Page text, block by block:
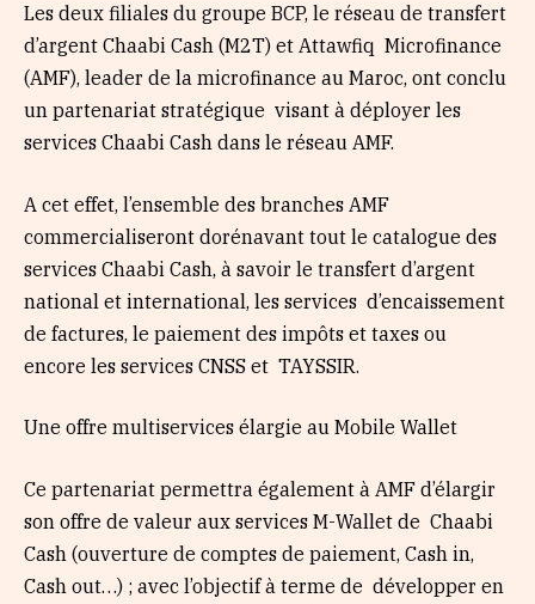
Les deux filiales du groupe BCP, le réseau de transfert
d’argent Chaabi Cash (M2T) et Attawfiq Microfinance
(AMF), leader de la microfinance au Maroc, ont conclu
un partenariat stratégique visant à déployer les
services Chaabi Cash dans le réseau AMF.
A cet effet, l’ensemble des branches AMF
commercialiseront dorénavant tout le catalogue des
services Chaabi Cash, à savoir le transfert d’argent
national et international, les services d’encaissement
de factures, le paiement des impôts et taxes ou
encore les services CNSS et TAYSSIR.
Une offre multiservices élargie au Mobile Wallet
Ce partenariat permettra également à AMF d’élargir
son offre de valeur aux services M-Wallet de Chaabi
Cash (ouverture de comptes de paiement, Cash in,
Cash out…) ; avec l’objectif à terme de développer en